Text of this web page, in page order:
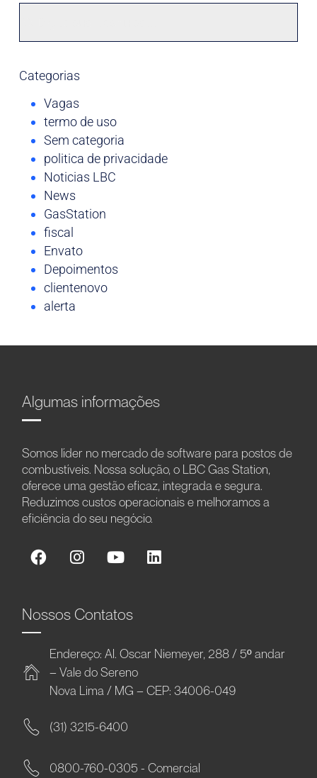
Categorias
Vagas
termo de uso
Sem categoria
politica de privacidade
Noticias LBC
News
GasStation
fiscal
Envato
Depoimentos
clientenovo
alerta
Algumas informações
Somos líder no mercado de software para postos de
combustíveis. Nossa solução, o LBC Gas Station,
oferece uma gestão eficaz, integrada e segura.
Reduzimos custos operacionais e melhoramos a
eficiência do seu negócio.
Nossos Contatos
Endereço: Al. Oscar Niemeyer, 288 / 5º andar
– Vale do Sereno
Nova Lima / MG – CEP: 34006-049
(31) 3215-6400
0800-760-0305 - Comercial